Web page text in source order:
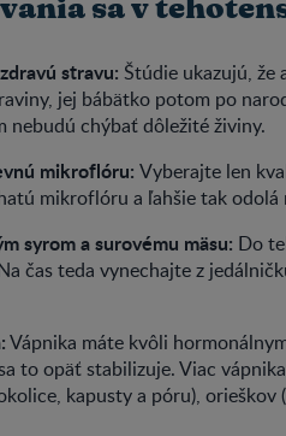
sa v
stravu: Štúdie ukazujú, že
jej bábätko potom po
nebudú chýbať dôležité živiny.
mikroflóru: Vyberajte len
mikroflóru a ľahšie tak odolá
syrom a surovému mäsu: Do
čas teda vynechajte z
Vápnika máte kvôli
to opäť stabilizuje. Viac
kapusty a póru), orieškov